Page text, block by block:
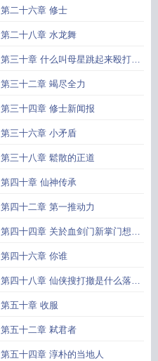
第二十六章 修士
第二十八章 水龙舞
第三十章 什么叫母星跳起来殴打宇
宙
第三十二章 竭尽全力
第三十四章 修士新闻报
第三十六章 小矛盾
第三十八章 鬆散的正道
第四十章 仙神传承
第四十二章 第一推动力
第四十四章 关於血剑门新掌门想要
成为偶像这件事
第四十六章 你谁
第四十八章 仙侠搜打撤是什么落后
概念
第五十章 收服
第五十二章 弒君者
第五十四章 淳朴的当地人